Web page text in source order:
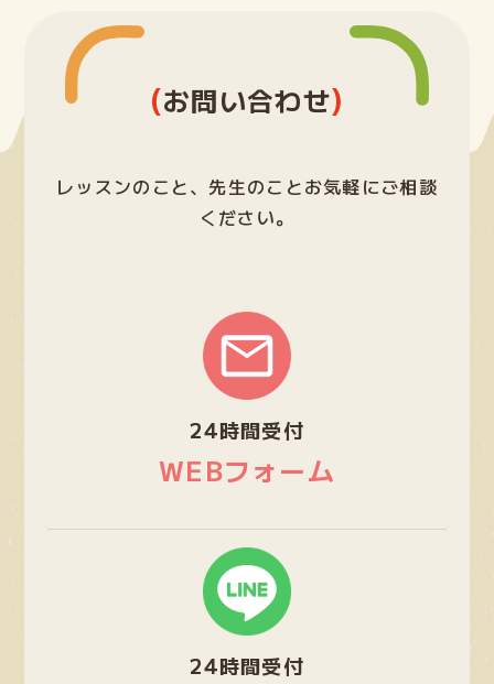
(お問い合わせ)
レッスンのこと、先生のことお気軽にご相談
ください。
24時間受付
WEBフォーム
24時間受付